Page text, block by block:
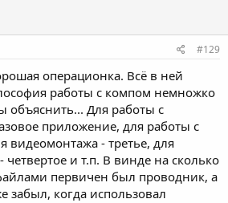
#129
операционка. Всё в ней
работы с компом немножко
объяснить... Для работы с
приложение, для работы с
видеомонтажа - третье, для
и т.п. В винде на сколько
первичен был проводник, а
забыл, когда использовал